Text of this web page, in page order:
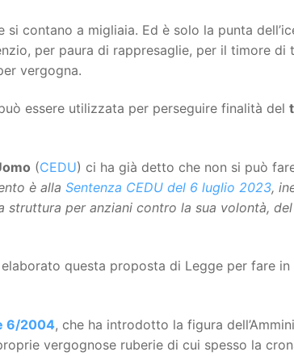
contano a migliaia. Ed è solo la punta
per paura di rappresaglie, per il timore
vergogna.
essere utilizzata per perseguire finalità del
(CEDU) ci ha già detto che non si può
è alla Sentenza CEDU del 6 luglio 2023,
struttura per anziani contro la sua volontà,
elaborato questa proposta di Legge per fare
6/2004, che ha introdotto la figura
vergognose ruberie di cui spesso la